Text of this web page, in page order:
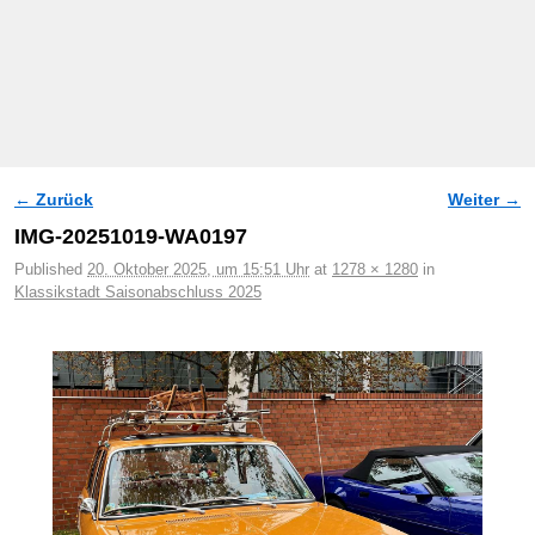
Bilder-Navigation
← Zurück Weiter →
IMG-20251019-WA0197
Published 20. Oktober 2025, um 15:51 Uhr at 1278 × 1280 in
Klassikstadt Saisonabschluss 2025